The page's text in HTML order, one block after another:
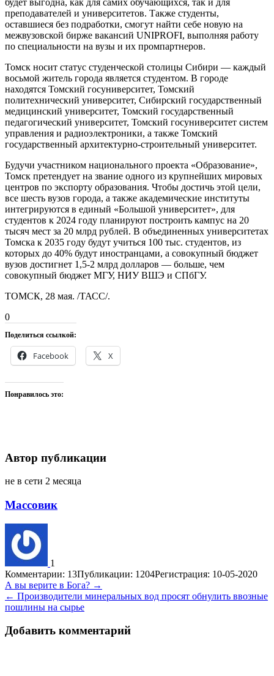
преподавателей и университетов. Также студенты,
оставшиеся без подработки, смогут найти себе новую на
межвузовской бирже вакансий UNIPROFI, выполняя работу
по специальности на вузы и их промпартнеров.
Томск носит статус студенческой столицы Сибири — каждый
восьмой житель города является студентом. В городе
находятся Томский госуниверситет, Томский
политехнический университет, Сибирский государственный
медицинский университет, Томский государственный
педагогический университет, Томский госуниверситет систем
управления и радиоэлектроники, а также Томский
государственный архитектурно-строительный университет.
Будучи участником национального проекта «Образование»,
Томск претендует на звание одного из крупнейших мировых
центров по экспорту образования. Чтобы достичь этой цели,
все шесть вузов города, а также академические институты
интегрируются в единый «Большой университет», для
студентов к 2024 году планируют построить кампус на 20
тысяч мест за 20 млрд рублей. В объединенных университетах
Томска к 2035 году будут учиться 100 тыс. студентов, из
которых до 40% будут иностранцами, а совокупный бюджет
вузов достигнет 1,5-2 млрд долларов — больше, чем
совокупный бюджет МГУ, НИУ ВШЭ и СПбГУ.
ТОМСК, 28 мая. /ТАСС/.
0
Поделиться ссылкой:
Facebook X
Понравилось это:
Автор публикации
не в сети 2 месяца
Массовик
1
Комментарии: 13Публикации: 1204Регистрация: 10-05-2020
Навигация
по
А вы верите в Бога? →
← Производители минеральных вод просят обнулить ввозные
пошлины на сырье
Добавить комментарий